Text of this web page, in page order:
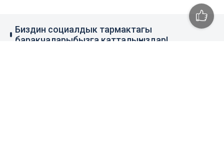
Биздин социалдык тармактагы
баракчаларыбызга катталыңыздар!